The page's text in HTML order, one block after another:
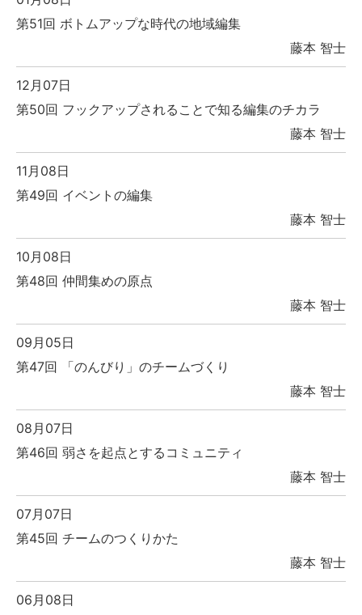
第51回 ボトムアップな時代の地域編集
藤本 智士
12月07日
第50回 フックアップされることで知る編集のチカラ
藤本 智士
11月08日
第49回 イベントの編集
藤本 智士
10月08日
第48回 仲間集めの原点
藤本 智士
09月05日
第47回 「のんびり」のチームづくり
藤本 智士
08月07日
第46回 弱さを起点とするコミュニティ
藤本 智士
07月07日
第45回 チームのつくりかた
藤本 智士
06月08日